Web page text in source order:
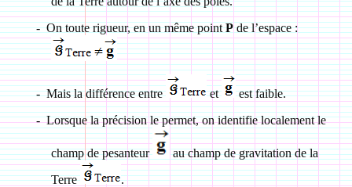
- On toute rigueur, en un même pointPde l’espace :
- Mais la différence entre et
est faible.
- Lorsque la précision le permet, on identifie localement le
champ de pesanteur
au champ de gravitation de la
Terre
.